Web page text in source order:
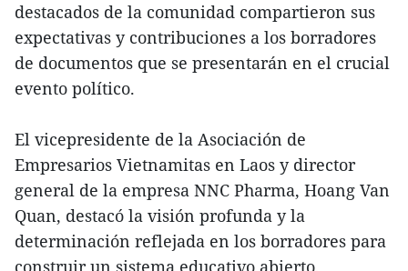
destacados de la comunidad compartieron sus
expectativas y contribuciones a los borradores
de documentos que se presentarán en el crucial
evento político.
El vicepresidente de la Asociación de
Empresarios Vietnamitas en Laos y director
general de la empresa NNC Pharma, Hoang Van
Quan, destacó la visión profunda y la
determinación reflejada en los borradores para
construir un sistema educativo abierto,